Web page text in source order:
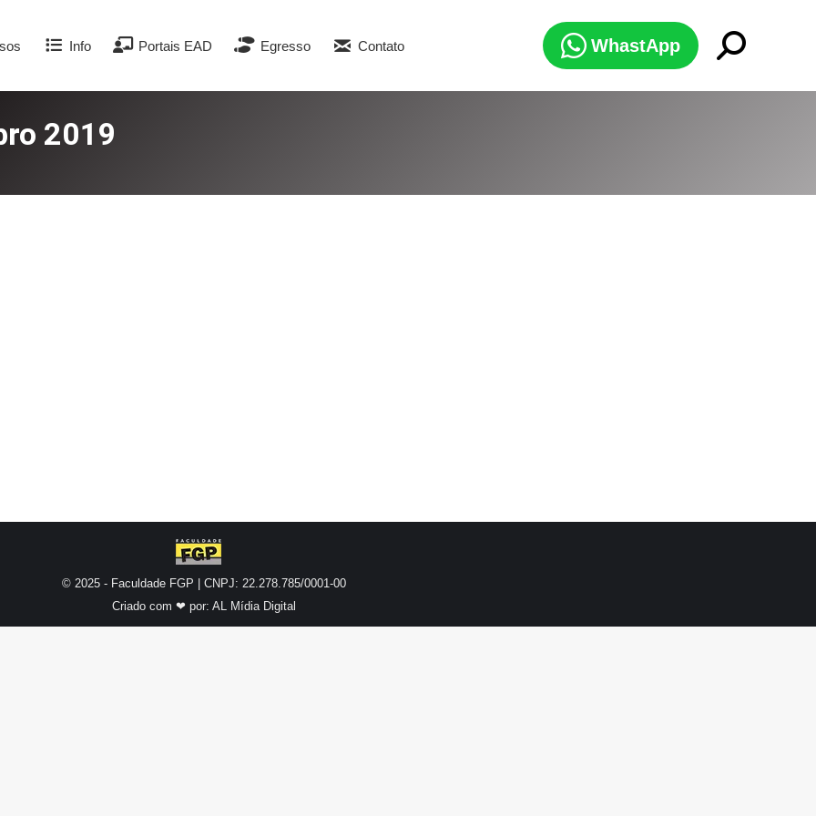
Info Portais EAD Egresso Contato WhastApp Search:
2019
© 2025 - Faculdade FGP | CNPJ: 22.278.785/0001-00
Criado com ❤ por: AL Mídia Digital